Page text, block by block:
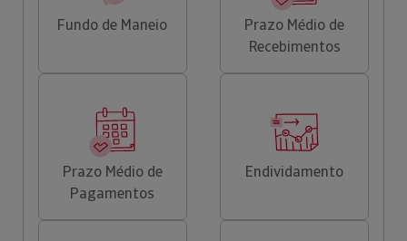
Fundo de Maneio
Prazo Médio de
Recebimentos
Prazo Médio de
Pagamentos
Endividamento